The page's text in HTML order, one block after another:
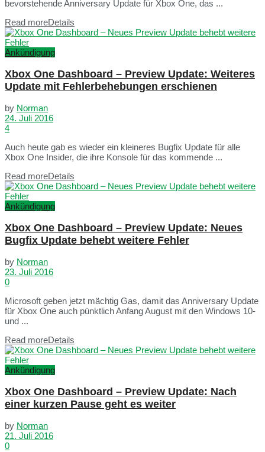
bevorstehende Anniversary Update für Xbox One, das ...
Read moreDetails
Ankündigung
Xbox One Dashboard – Preview Update: Weiteres
Update mit Fehlerbehebungen erschienen
by Norman
24. Juli 2016
4
Auch heute gab es wieder ein kleineres Bugfix Update für alle
Xbox One Insider, die ihre Konsole für das kommende ...
Read moreDetails
Ankündigung
Xbox One Dashboard – Preview Update: Neues
Bugfix Update behebt weitere Fehler
by Norman
23. Juli 2016
0
Microsoft geben jetzt mächtig Gas, damit das Anniversary Update
für Xbox One auch pünktlich Anfang August mit den Windows 10-
und ...
Read moreDetails
Ankündigung
Xbox One Dashboard – Preview Update: Nach
einer kurzen Pause geht es weiter
by Norman
21. Juli 2016
0